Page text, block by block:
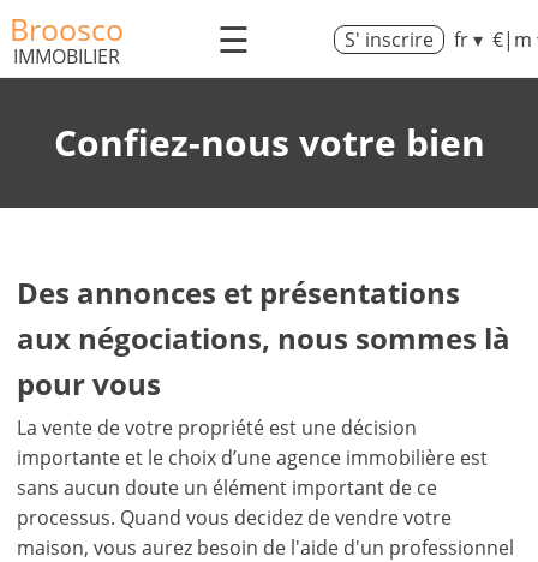
Broosco
IMMOBILIER ☰ S' inscrire fr ▾ €|m
Confiez-nous votre bien
Des annonces et présentations
aux négociations, nous sommes là
pour vous
La vente de votre propriété est une décision
importante et le choix d’une agence immobilière est
sans aucun doute un élément important de ce
processus. Quand vous decidez de vendre votre
maison, vous aurez besoin de l'aide d'un professionnel